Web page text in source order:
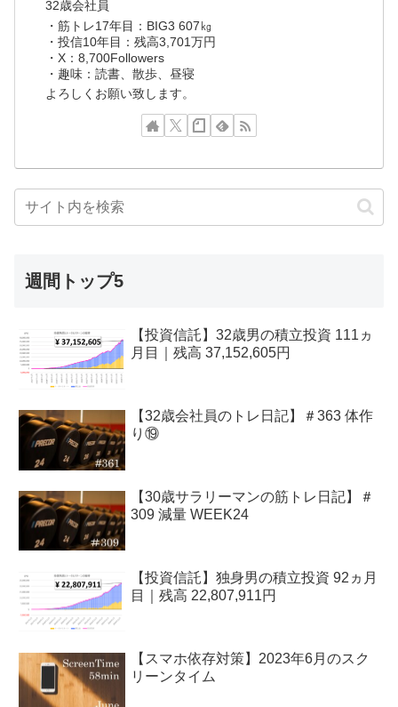
32歳会社員
・筋トレ17年目：BIG3 607㎏
・投信10年目：残高3,701万円
・X：8,700Followers
・趣味：読書、散歩、昼寝
よろしくお願い致します。
週間トップ5
【投資信託】32歳男の積立投資 111ヵ
月目｜残高 37,152,605円
【32歳会社員のトレ日記】＃363 体作
り⑲
【30歳サラリーマンの筋トレ日記】＃
309 減量 WEEK24
【投資信託】独身男の積立投資 92ヵ月
目｜残高 22,807,911円
【スマホ依存対策】2023年6月のスク
リーンタイム